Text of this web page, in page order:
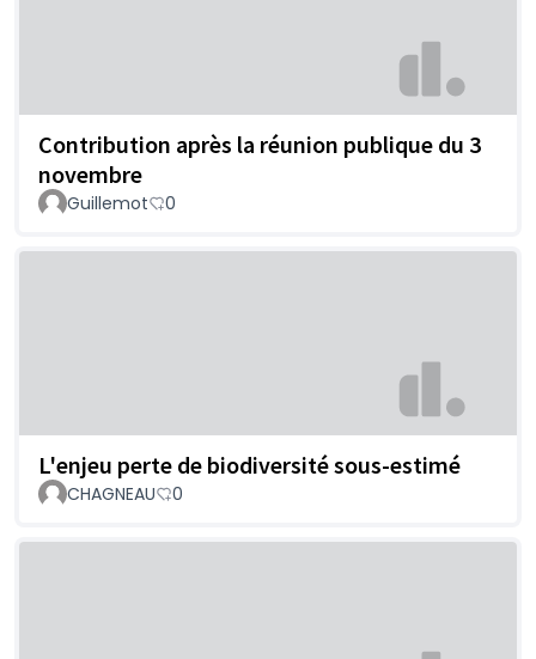
Contribution après la réunion publique du 3
novembre
Guillemot 0
L'enjeu perte de biodiversité sous-estimé
CHAGNEAU 0